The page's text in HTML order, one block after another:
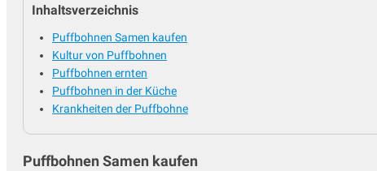
Inhaltsverzeichnis
Puffbohnen Samen kaufen
Kultur von Puffbohnen
Puffbohnen ernten
Puffbohnen in der Küche
Krankheiten der Puffbohne
Puffbohnen Samen kaufen